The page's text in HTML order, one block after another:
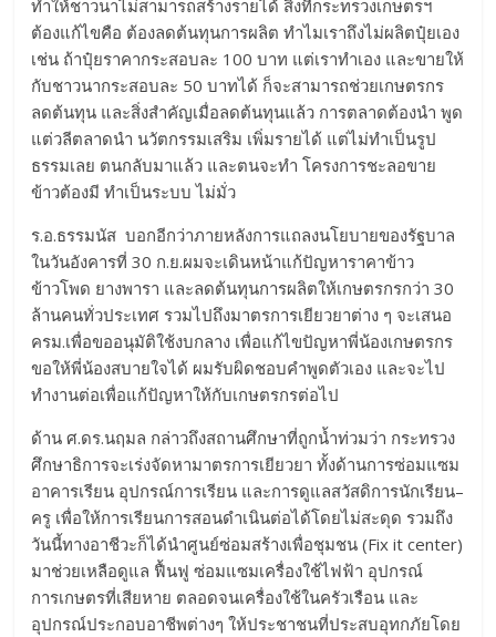
ทำให้ชาวนาไม่สามารถสร้างรายได้ สิ่งที่กระทรวงเกษตรฯ
ต้องแก้ไขคือ ต้องลดต้นทุนการผลิต ทำไมเราถึงไม่ผลิตปุ๋ยเอง
เช่น ถ้าปุ๋ยราคากระสอบละ 100 บาท แต่เราทำเอง และขายให้
กับชาวนากระสอบละ 50 บาทได้ ก็จะสามารถช่วยเกษตรกร
ลดต้นทุน และสิ่งสำคัญเมื่อลดต้นทุนแล้ว การตลาดต้องนำ พูด
แต่วลีตลาดนำ นวัตกรรมเสริม เพิ่มรายได้ แต่ไม่ทำเป็นรูป
ธรรมเลย ตนกลับมาแล้ว และตนจะทำ โครงการชะลอขาย
ข้าวต้องมี ทำเป็นระบบ ไม่มั่ว
ร.อ.ธรรมนัส บอกอีกว่าภายหลังการแถลงนโยบายของรัฐบาล
ในวันอังคารที่ 30 ก.ย.ผมจะเดินหน้าแก้ปัญหาราคาข้าว
ข้าวโพด ยางพารา และลดต้นทุนการผลิตให้เกษตรกรกว่า 30
ล้านคนทั่วประเทศ รวมไปถึงมาตรการเยียวยาต่าง ๆ จะเสนอ
ครม.เพื่อขออนุมัติใช้งบกลาง เพื่อแก้ไขปัญหาพี่น้องเกษตรกร
ขอให้พี่น้องสบายใจได้ ผมรับผิดชอบคำพูดตัวเอง และจะไป
ทำงานต่อเพื่อแก้ปัญหาให้กับเกษตรกรต่อไป
ด้าน ศ.ดร.นฤมล กล่าวถึงสถานศึกษาที่ถูกน้ำท่วมว่า กระทรวง
ศึกษาธิการจะเร่งจัดหามาตรการเยียวยา ทั้งด้านการซ่อมแซม
อาคารเรียน อุปกรณ์การเรียน และการดูแลสวัสดิการนักเรียน–
ครู เพื่อให้การเรียนการสอนดำเนินต่อได้โดยไม่สะดุด รวมถึง
วันนี้ทางอาชีวะก็ได้นำศูนย์ซ่อมสร้างเพื่อชุมชน (Fix it center)
มาช่วยเหลือดูแล ฟื้นฟู ซ่อมแซมเครื่องใช้ไฟฟ้า อุปกรณ์
การเกษตรที่เสียหาย ตลอดจนเครื่องใช้ในครัวเรือน และ
อุปกรณ์ประกอบอาชีพต่างๆ ให้ประชาชนที่ประสบอุทกภัยโดย